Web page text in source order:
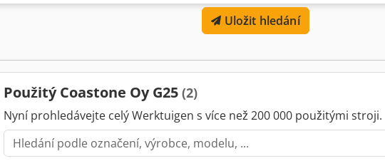
displej Volitelné: - 4 nebo 5osý systém zadního dorazu - Bezpečnostní světelná
- Světelná závora Lazersafe IRIS - Systém měření úhlu Lazersafe IRIS+ - Extra
softwarem - Opěrný stůl - Osvětlení vpředu i vzadu - Nástrojové upnutí WILA /
Uložit hledání
Použitý Coastone Oy G25 (2)
Nyní prohledávejte celý Werktuigen s více než 200 000 použitými stroji.